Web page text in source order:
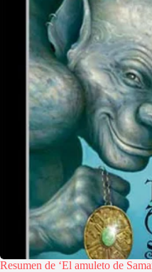
Resumen de ‘El amuleto de